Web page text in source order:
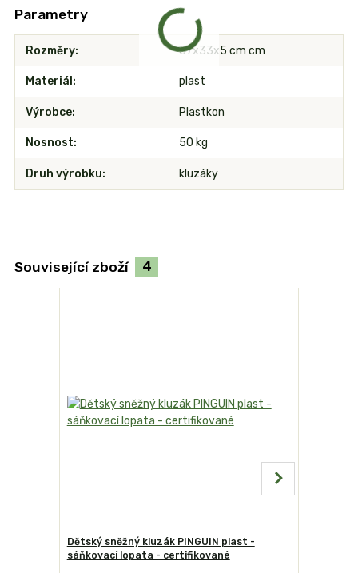
Parametry
Rozměry 57x33x5 cm cm
Materiál plast
Výrobce Plastkon
Nosnost 50 kg
Druh výrobku kluzáky
Související zboží 4
Dětský sněžný kluzák PINGUIN plast -
sáňkovací lopata - certifikované